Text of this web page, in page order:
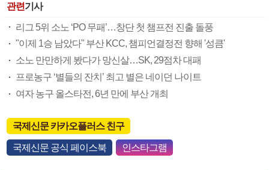
관련기사
리그 5위 소노 ‘PO 무패’…창단 첫 챔프전 진출 돌풍
"이제 1승 남았다" 부산 KCC, 챔피언결정전 향해 '성큼'
소노 만만하게 봤다가 망신살…SK, 29점차 대패
프로농구 ‘별들의 잔치’ 최고 별은 네이던 나이트
여자 농구 올스타전, 6년 만에 부산 개최
국제신문 카카오플러스 친구
국제신문 공식 페이스북 인스타그램